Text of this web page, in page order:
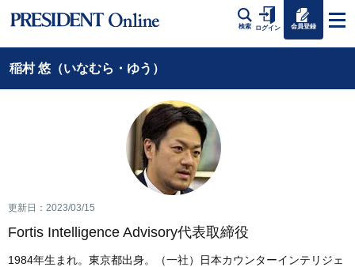
検索 ログイン 会員登録
稲村 悠（いなむら・ゆう）
更新日：2023/03/15
Fortis Intelligence Advisory代表取締役
1984年生まれ。東京都出身。（一社）日本カウンターインテリジェ